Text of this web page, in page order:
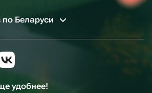
по Беларуси
удобнее!